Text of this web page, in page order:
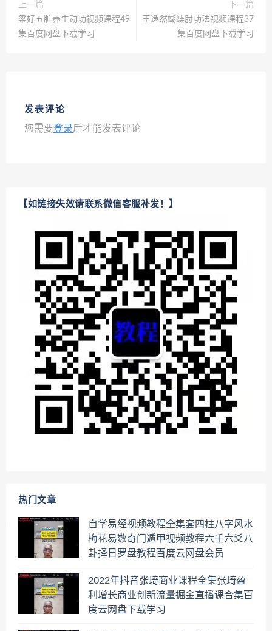
上一篇
梁好五脏养生动功视频课程49
集百度网盘下载学习
下一篇
王逸然蝴蝶肘功法视频课程37
集百度网盘下载学习
发表评论
您需要登录后才能发表评论
【如链接失效请联系微信客服补发！】
热门文章
自学易经视频教程全集套四柱八字风水
梅花易数奇门遁甲视频教程六壬六爻八
卦择日罗盘教程百度云网盘会员
2022年抖音张琦商业课程全集张琦盈
利增长商业创新流量掘金直播课合集百
度云网盘下载学习